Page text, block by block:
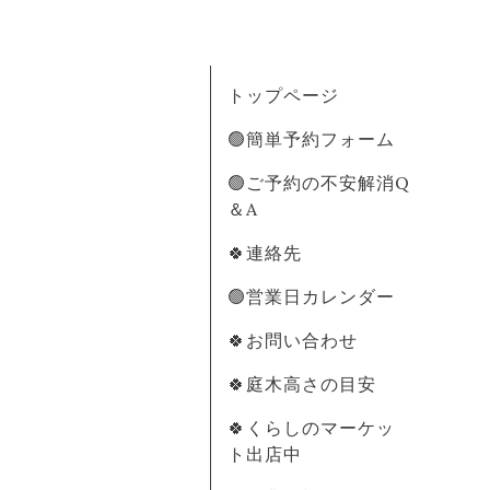
トップページ
🟢簡単予約フォーム
🟢ご予約の不安解消Q
＆A
🍀連絡先
🟢営業日カレンダー
🍀お問い合わせ
🍀庭木高さの目安
🍀くらしのマーケッ
ト出店中